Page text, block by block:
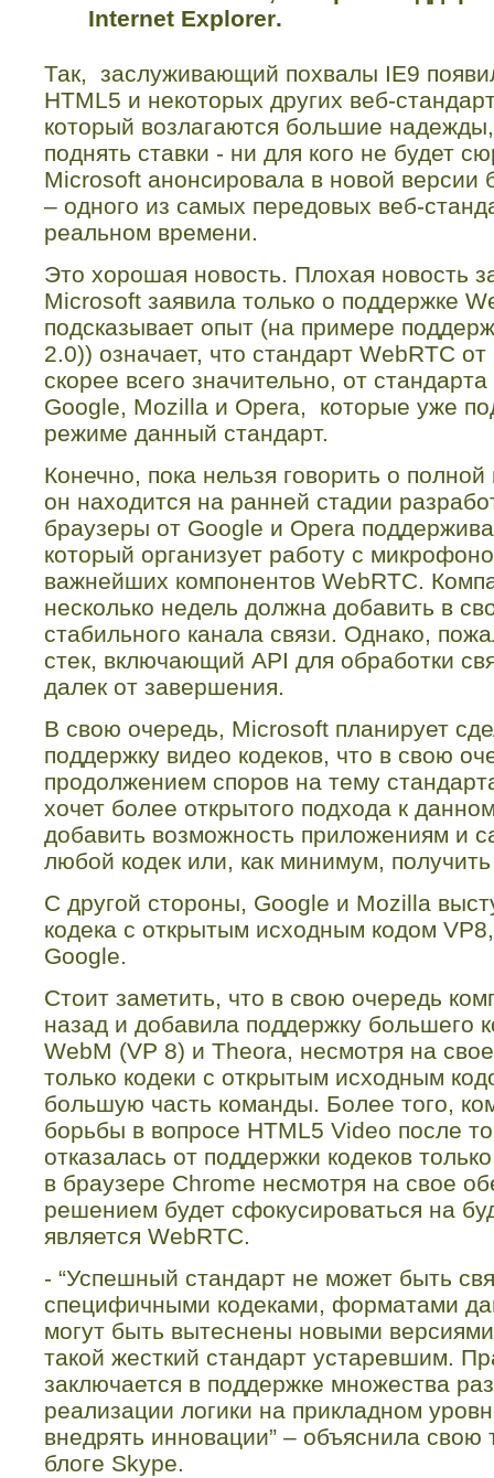
Internet Explorer.
Так, заслуживающий похвалы IE9
HTML5 и некоторых других веб-
который возлагаются большие
поднять ставки - ни для кого не будет
Microsoft анонсировала в новой версии
– одного из самых передовых веб-
реальном времени.
Это хорошая новость. Плохая новость
Microsoft заявила только о поддержке
подсказывает опыт (на примере
2.0)) означает, что стандарт WebRTC от
скорее всего значительно, от
Google, Mozilla и Opera, которые уже
режиме данный стандарт.
Конечно, пока нельзя говорить о
он находится на ранней стадии
браузеры от Google и Opera
который организует работу с
важнейших компонентов WebRTC.
несколько недель должна добавить в
стабильного канала связи. Однако,
стек, включающий API для обработки
далек от завершения.
В свою очередь, Microsoft планирует
поддержку видео кодеков, что в свою
продолжением споров на тему
хочет более открытого подхода к
добавить возможность приложениям и
любой кодек или, как минимум,
С другой стороны, Google и Mozilla
кодека с открытым исходным кодом VP
Google.
Стоит заметить, что в свою очередь
назад и добавила поддержку большего
WebM (VP 8) и Theora, несмотря на
только кодеки с открытым исходным
большую часть команды. Более того,
борьбы в вопросе HTML5 Video после
отказалась от поддержки кодеков
в браузере Chrome несмотря на свое
решением будет сфокусироваться на
является WebRTC.
- “Успешный стандарт не может быть
специфичными кодеками, форматами
могут быть вытеснены новыми
такой жесткий стандарт устаревшим.
заключается в поддержке множества
реализации логики на прикладном
внедрять инновации” – объяснила свою
блоге Skype.